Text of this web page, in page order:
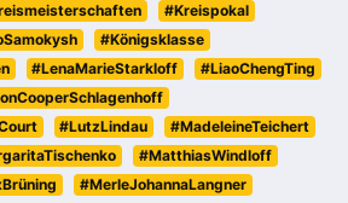
#Kreispokal
#Königsklasse
#LenaMarieStarkloff
#LiaoChengTing
#LutzLindau
#MadeleineTeichert
#MatthiasWindloff
#MerleJohannaLangner